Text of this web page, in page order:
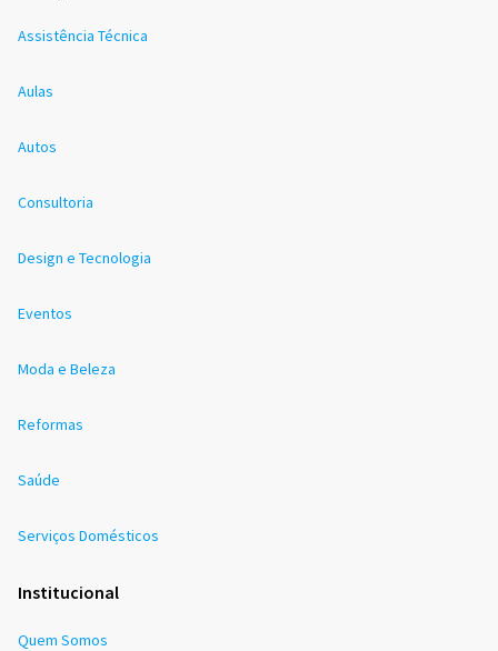
Assistência Técnica
Aulas
Autos
Consultoria
Design e Tecnologia
Eventos
Moda e Beleza
Reformas
Saúde
Serviços Domésticos
Institucional
Quem Somos